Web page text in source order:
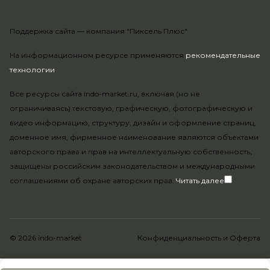
На информационном ресурсе применяются рекомендательные
технологии.
Все ресурсы сайта indo-market.ru, включая (но не
ограничиваясь) текстовую, графическую, фотографическую и
видео информацию, структуру, дизайн и оформление страниц,
доменное имя, фирменное наименование являются объектами
авторского права и прав на интеллектуальную собственность,
защищены российским законодательством и международными
соглашениями об охране авторских прав. Читать далее
Поддержка сайта — компания "Пиксель Плюс"
© 2026 indo-market Конфиденциальность и Оферта